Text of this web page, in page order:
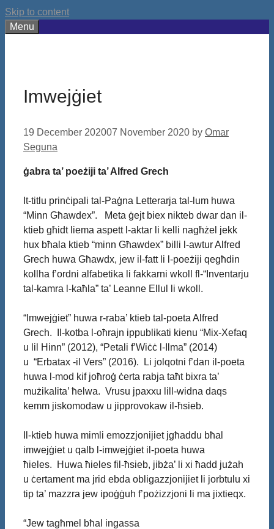
Skip to content
Menu
Imwejġiet
19 December 202007 November 2020 by Omar
Seguna
ġabra ta’ poeżiji ta’ Alfred Grech
It-titlu prinċipali tal-Paġna Letterarja tal-lum huwa
“Minn Għawdex”. Meta ġejt biex nikteb dwar dan il-
ktieb għidt liema aspett l-aktar li kelli nagħżel jekk
hux bħala ktieb “minn Għawdex” billi l-awtur Alfred
Grech huwa Għawdx, jew il-fatt li l-poeżiji qegħdin
kollha f’ordni alfabetika li fakkarni wkoll fl-“Inventarju
tal-kamra l-kaħla” ta’ Leanne Ellul li wkoll.
“Imwejġiet” huwa r-raba’ ktieb tal-poeta Alfred
Grech. Il-kotba l-oħrajn ippublikati kienu “Mix-Xefaq
u lil Hinn” (2012), “Petali f’Wiċċ l-Ilma” (2014)
u “Erbatax -il Vers” (2016). Li jolqotni f’dan il-poeta
huwa l-mod kif joħroġ ċerta rabja taħt bixra ta’
mużikalita’ ħelwa. Vrusu jpaxxu lill-widna daqs
kemm jiskomodaw u jipprovokaw il-ħsieb.
Il-ktieb huwa mimli emozzjonijiet jgħaddu bħal
imwejġiet u qalb l-imwejġiet il-poeta huwa
ħieles. Huwa ħieles fil-ħsieb, jibża’ li xi ħadd jużah
u ċertament ma jrid ebda obligazzjonijiet li jorbtulu xi
tip ta’ mazzra jew ipoġġuh f’pożizzjoni li ma jixtieqx.
“Jew tagħmel bħal ingassa